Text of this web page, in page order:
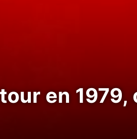
en